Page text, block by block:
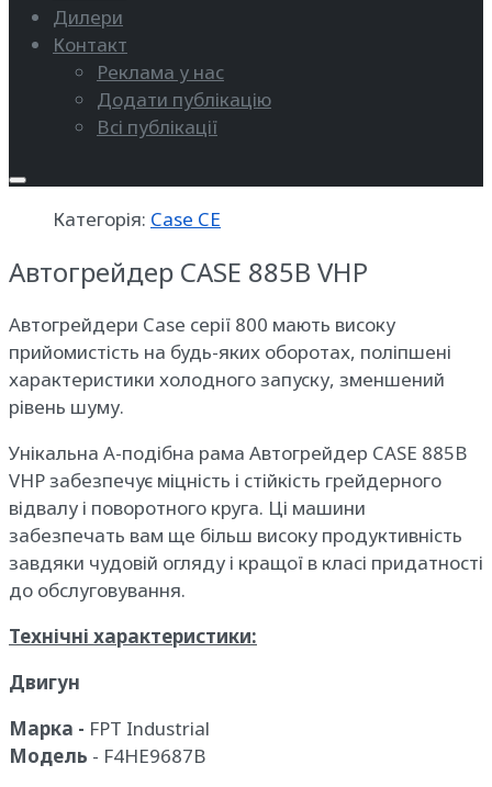
Дилери
Контакт
Реклама у нас
Додати публікацію
Всі публікації
Категорія: Case CE
Автогрейдер CASE 885B VHP
Автогрейдери Case серії 800 мають високу
прийомистість на будь-яких оборотах, поліпшені
характеристики холодного запуску, зменшений
рівень шуму.
Унікальна А-подібна рама Автогрейдер CASE 885B
VHP забезпечує міцність і стійкість грейдерного
відвалу і поворотного круга. Ці машини
забезпечать вам ще більш високу продуктивність
завдяки чудовій огляду і кращої в класі придатності
до обслуговування.
Технічні характеристики:
Двигун
Марка - FPT Industrial
Модель - F4HE9687B